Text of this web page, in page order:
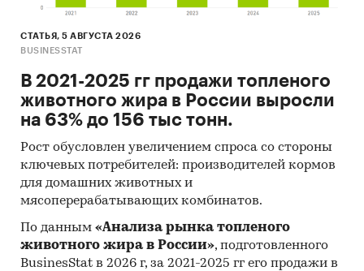
населения России.
образования детей и
взрослых в РФ ежегодно
растет.
В январе 2025 года
дополнительные занятия в
государственных и
муниципальных
общеобразовательных
организациях очной формы
обучения стоили:
СТАТЬЯ, 5 АВГУСТА 2026
BUSINESSTAT
В 2021-2025 гг продажи топленого
животного жира в России выросли
на 63% до 156 тыс тонн.
Рост обусловлен увеличением спроса со стороны
ключевых потребителей: производителей кормов
для домашних животных и
мясоперерабатывающих комбинатов.
По данным «Анализа рынка топленого
животного жира в России», подготовленного
BusinesStat в 2026 г, за 2021-2025 гг его продажи в